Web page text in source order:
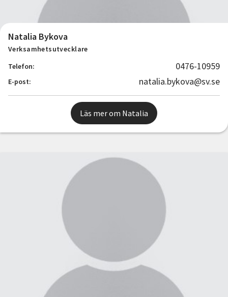
Natalia Bykova
Verksamhetsutvecklare
Telefon:
0476-10959
E-post: natalia.bykova@sv.se
Läs mer om Natalia